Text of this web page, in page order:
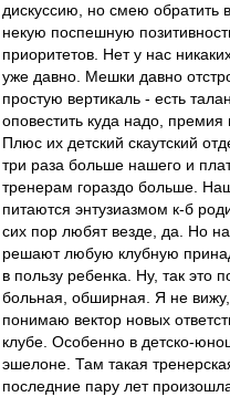
дискуссию, но смею обратить
некую поспешную
приоритетов. Нет у нас
уже давно. Мешки давно
простую вертикаль - есть
оповестить куда надо, премия
Плюс их детский скаутский
три раза больше нашего и
тренерам гораздо больше.
питаются энтузиазмом к-б
сих пор любят везде, да. Но
решают любую клубную
в пользу ребенка. Ну, так это
больная, обширная. Я не
понимаю вектор новых
клубе. Особенно в детско-
эшелоне. Там такая
последние пару лет